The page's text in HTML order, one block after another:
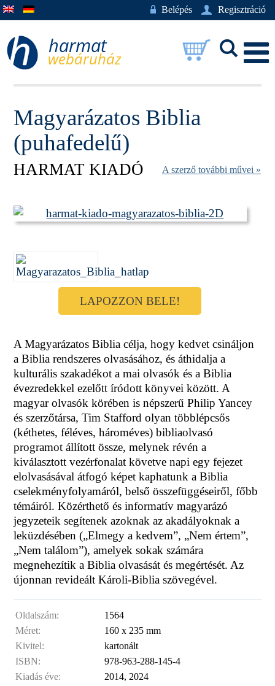
w Belépés U Regisztráció
L
Magyarázatos Biblia
(puhafedelű)
HARMAT KIADÓ A szerző további művei »
LAPOZZON BELE!
A Magyarázatos Biblia célja, hogy kedvet csináljon
a Biblia rendszeres olvasásához, és áthidalja a
kulturális szakadékot a mai olvasók és a Biblia
évezredekkel ezelőtt íródott könyvei között. A
magyar olvasók körében is népszerű Philip Yancey
és szerzőtársa, Tim Stafford olyan többlépcsős
(kéthetes, féléves, hároméves) bibliaolvasó
programot állított össze, melynek révén a
kiválasztott vezérfonalat követve napi egy fejezet
elolvasásával átfogó képet kaphatunk a Biblia
cselekményfolyamáról, belső összefüggéseiről, főbb
témáiról. Közérthető és informatív magyarázó
jegyzeteik segítenek azoknak az akadályoknak a
leküzdésében („Elmegy a kedvem”, „Nem értem”,
„Nem találom”), amelyek sokak számára
megnehezítik a Biblia olvasását és megértését. Az
újonnan revideált Károli-Biblia szövegével.
Oldalszám:
1564
Méret:
160 x 235 mm
Kivitel:
kartonált
ISBN:
978-963-288-145-4
Kiadás éve:
2014, 2024